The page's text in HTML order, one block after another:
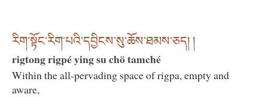
རིག་སྟོང་རིག་པའི་དབྱིངས་སུ་ཆོས་ཐམས་ཅད། །
rigtong rigpé ying su chö tamché
Within the all-pervading space of rigpa, empty and
aware,